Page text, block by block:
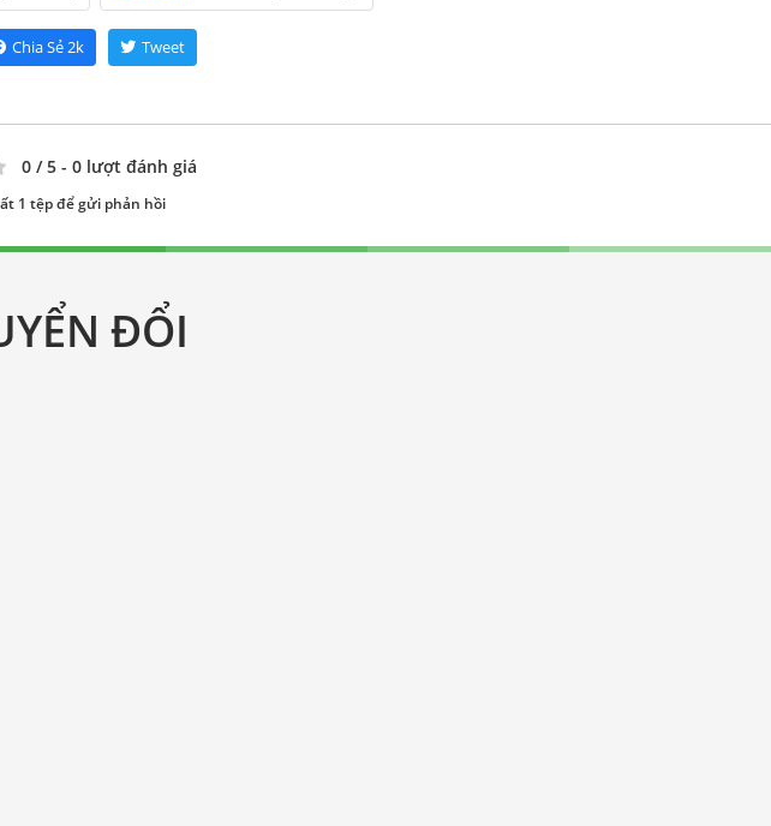
Chia Sẻ2k Tweet
0 / 5 - 0 lượt đánh giá
1 tệp để gửi phản hồi
ĐỔI